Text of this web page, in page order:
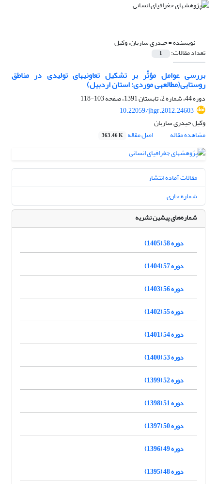
نویسنده =حیدری ساربان، وکیل
تعداد مقالات: 1
بررسی عوامل مؤثّر بر تشکیل تعاونی‎های تولیدی در مناطق
روستایی(مطالعه‎ی موردی: استان اردبیل)
دوره 44، شماره 2، تابستان 1391، صفحه
103-118
10.22059/jhgr.2012.24603
وکیل حیدری ساربان
مشاهده مقاله
اصل مقاله 363.46 K
مقالات آماده انتشار
شماره جاری
شماره‌های پیشین نشریه
دوره 58 (1405)
دوره 57 (1404)
دوره 56 (1403)
دوره 55 (1402)
دوره 54 (1401)
دوره 53 (1400)
دوره 52 (1399)
دوره 51 (1398)
دوره 50 (1397)
دوره 49 (1396)
دوره 48 (1395)